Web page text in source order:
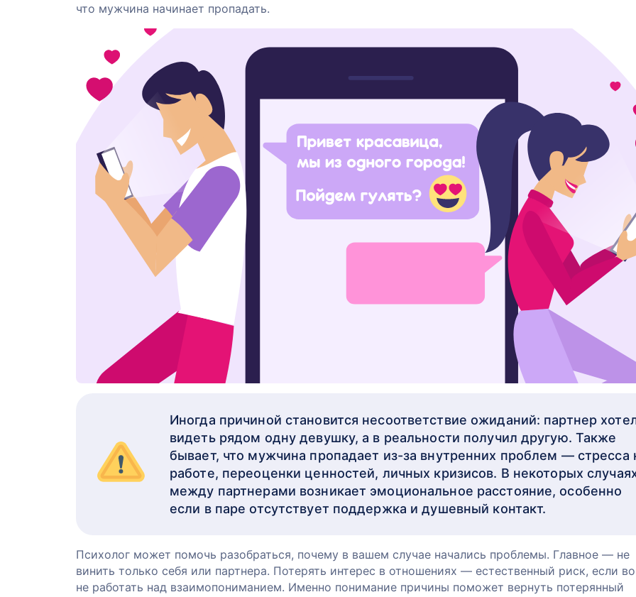
что мужчина начинает пропадать.
Иногда причиной становится несоответствие ожиданий: партнер
видеть рядом одну девушку, а в реальности получил другую. Также
бывает, что мужчина пропадает из-за внутренних проблем — стресса
работе, переоценки ценностей, личных кризисов. В некоторых
между партнерами возникает эмоциональное расстояние, особенно
если в паре отсутствует поддержка и душевный контакт.
Психолог может помочь разобраться, почему в вашем случае начались проблемы. Главное — не
винить только себя или партнера. Потерять интерес в отношениях — естественный риск, если
не работать над взаимопониманием. Именно понимание причины поможет вернуть потерянный